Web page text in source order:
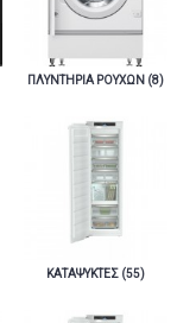
ΠΛΥΝΤΗΡΙΑ ΡΟΥΧΩΝ (8)
ΚΑΤΑΨΥΚΤΕΣ (55)